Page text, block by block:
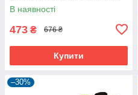
В наявності
473 ₴ 676 ₴
Купити
–30%